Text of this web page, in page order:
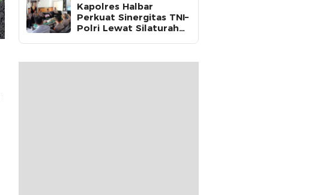
Kapolres Halbar
Perkuat Sinergitas TNI–
Polri Lewat Silaturahmi